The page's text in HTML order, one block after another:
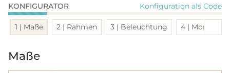
KONFIGURATOR Konfiguration als Code
1 | Maße 2 | Rahmen 3 | Beleuchtung 4 | Montage
Maße